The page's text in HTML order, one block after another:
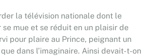
la télévision nationale dont le
se mue et se réduit en un plaisir de
pour plaire au Prince, peignant un
dans l’imaginaire. Ainsi devait-t-on